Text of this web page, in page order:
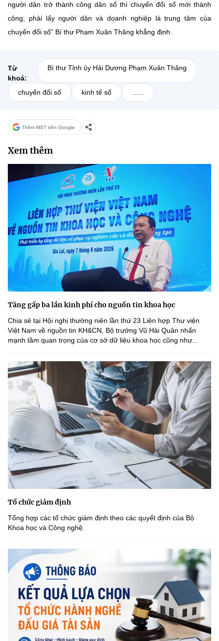
người dân trở thành công dân số thì chuyển đổi số mới thành
công; phải lấy người dân và doanh nghiệp là trung tâm của
chuyển đổi số” Bí thư Phạm Xuân Thăng khẳng định.
Từ
khoá:
Bí thư Tỉnh ủy Hải Dương Phạm Xuân Thăng
chuyển đổi số kinh tế số
Thêm MST trên Google
Xem thêm
Tăng gấp ba lần kinh phí cho nguồn tin khoa học
Chia sẻ tại Hội nghị thường niên lần thứ 23 Liên hợp Thư viện
Việt Nam về nguồn tin KH&CN, Bộ trưởng Vũ Hải Quân nhấn
mạnh tầm quan trọng của cơ sở dữ liệu khoa học cũng như...
Tổ chức giám định
Tổng hợp các tổ chức giám định theo các quyết định của Bộ
Khoa học và Công nghệ.